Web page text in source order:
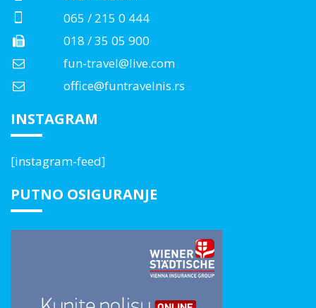
065 / 215 0 444
018 / 35 05 900
fun-travel@live.com
office@funtravelnis.rs
INSTAGRAM
[instagram-feed]
PUTNO OSIGURANJE